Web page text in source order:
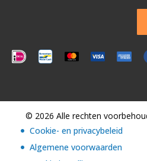
© 2026 Alle rechten
Cookie- en privacybeleid
Algemene voorwaarden